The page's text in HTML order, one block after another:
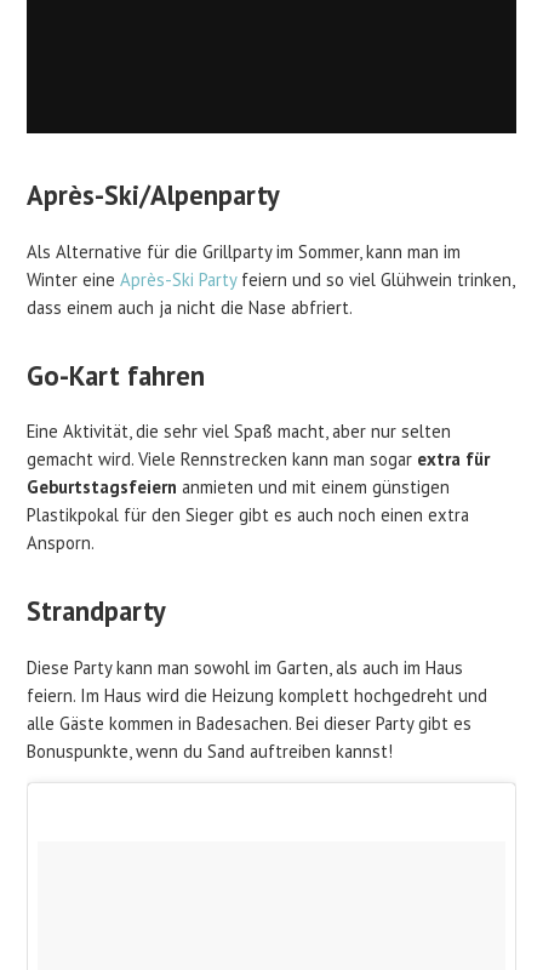
Après-Ski/Alpenparty
Als Alternative für die Grillparty im Sommer, kann man im
Winter eineAprès-Ski Partyfeiern und so viel Glühwein trinken,
dass einem auch ja nicht die Nase abfriert.
Go-Kart fahren
Eine Aktivität, die sehr viel Spaß macht, aber nur selten
gemacht wird. Viele Rennstrecken kann man sogar extra für
Geburtstagsfeiern anmieten und mit einem günstigen
Plastikpokal für den Sieger gibt es auch noch einen extra
Ansporn.
Strandparty
Diese Party kann man sowohl im Garten, als auch im Haus
feiern. Im Haus wird die Heizung komplett hochgedreht und
alle Gäste kommen in Badesachen. Bei dieser Party gibt es
Bonuspunkte, wenn du Sand auftreiben kannst!